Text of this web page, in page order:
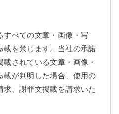
すべての文章・画像・写
載を禁じます。当社の承諾
されている文章・画像・
載が判明した場合、使用の
求、謝罪文掲載を請求いた